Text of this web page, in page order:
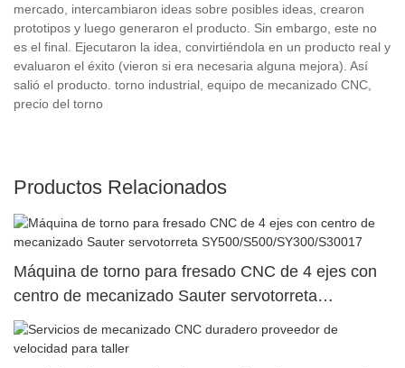
mercado, intercambiaron ideas sobre posibles ideas, crearon
prototipos y luego generaron el producto. Sin embargo, este no
es el final. Ejecutaron la idea, convirtiéndola en un producto real y
evaluaron el éxito (vieron si era necesaria alguna mejora). Así
salió el producto. torno industrial, equipo de mecanizado CNC,
precio del torno
Productos Relacionados
Máquina de torno para fresado CNC de 4 ejes con
centro de mecanizado Sauter servotorreta
SY500/S500/SY300/S30017